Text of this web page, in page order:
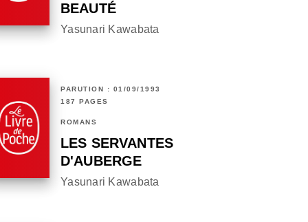
BEAUTÉ
Yasunari Kawabata
PARUTION : 01/09/1993
187 PAGES
ROMANS
LES SERVANTES
D'AUBERGE
Yasunari Kawabata